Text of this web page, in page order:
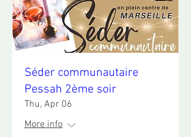
Séder communautaire
Pessah 2ème soir
Thu, Apr 06
More info